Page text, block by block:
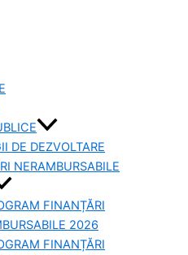
DE DEZVOLTARE
NERAMBURSABILE
FINANȚĂRI
2026
FINANȚĂRI